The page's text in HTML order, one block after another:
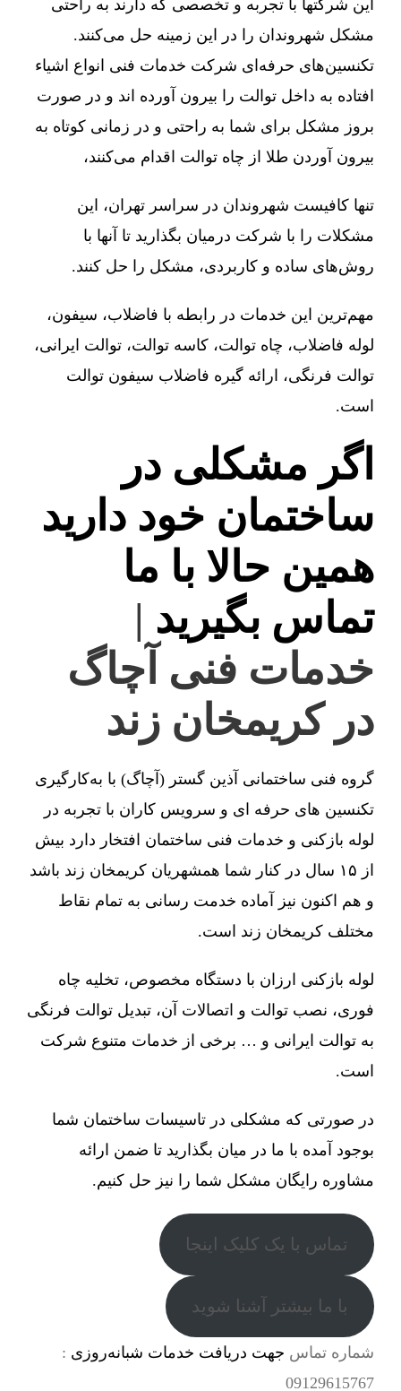
این شرکتها با تجربه و تخصصی که دارند به راحتی
مشکل شهروندان را در این زمینه حل می‌کنند.
تکنسین‌های حرفه‌ای شرکت خدمات فنی انواع اشیاء
افتاده به داخل توالت را بیرون آورده اند و در صورت
بروز مشکل برای شما به راحتی و در زمانی کوتاه به
بیرون آوردن طلا از چاه توالت اقدام می‌کنند،
تنها کافیست شهروندان در سراسر تهران، این
مشکلات را با شرکت درمیان بگذارید تا آنها با
روش‌های ساده و کاربردی، مشکل را حل کنند.
مهم‌ترین این خدمات در رابطه با فاضلاب، سیفون،
لوله فاضلاب، چاه توالت، کاسه توالت، توالت ایرانی،
توالت فرنگی، ارائه گیره فاضلاب سیفون توالت
است.
اگر مشکلی در
ساختمان خود دارید
همین حالا با ما
تماس بگیرید |
خدمات فنی آچاگ
در کریمخان زند
گروه فنی ساختمانی آذین گستر (آچاگ) با به‌کارگیری
تکنسین های حرفه ای و سرویس کاران با تجربه در
لوله بازکنی و خدمات فنی ساختمان افتخار دارد بیش
از ۱۵ سال در کنار شما همشهریان کریمخان زند باشد
و هم اکنون نیز آماده خدمت رسانی به تمام نقاط
مختلف کریمخان زند است.
لوله بازکنی ارزان با دستگاه مخصوص، تخلیه چاه
فوری، نصب توالت و اتصالات آن، تبدیل توالت فرنگی
به توالت ایرانی و … برخی از خدمات متنوع شرکت
است.
در صورتی که مشکلی در تاسیسات ساختمان شما
بوجود آمده با ما در میان بگذارید تا ضمن ارائه
مشاوره رایگان مشکل شما را نیز حل کنیم.
تماس با یک کلیک اینجا
با ما بیشتر آشنا شوید
شماره تماس جهت دریافت خدمات شبانه‌روزی :
09129615767